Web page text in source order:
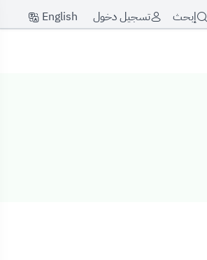
إبحث تسجيل دخول English